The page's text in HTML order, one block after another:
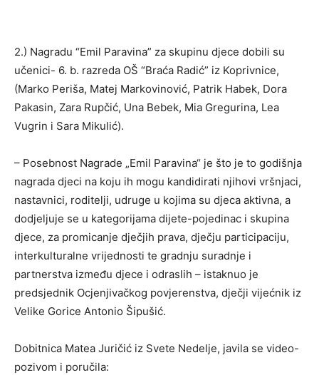
2.) Nagradu “Emil Paravina” za skupinu djece dobili su
učenici- 6. b. razreda OŠ “Braća Radić” iz Koprivnice,
(Marko Periša, Matej Markovinović, Patrik Habek, Dora
Pakasin, Zara Rupčić, Una Bebek, Mia Gregurina, Lea
Vugrin i Sara Mikulić).
– Posebnost Nagrade „Emil Paravina“ je što je to godišnja
nagrada djeci na koju ih mogu kandidirati njihovi vršnjaci,
nastavnici, roditelji, udruge u kojima su djeca aktivna, a
dodjeljuje se u kategorijama dijete-pojedinac i skupina
djece, za promicanje dječjih prava, dječju participaciju,
interkulturalne vrijednosti te gradnju suradnje i
partnerstva između djece i odraslih – istaknuo je
predsjednik Ocjenjivačkog povjerenstva, dječji vijećnik iz
Velike Gorice Antonio Šipušić.
Dobitnica Matea Juričić iz Svete Nedelje, javila se video-
pozivom i poručila: